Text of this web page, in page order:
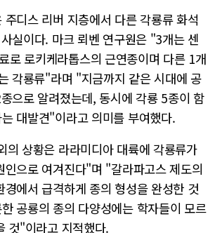
디스 리버 지층에서 다른 각룡류 화석
실이다. 마크 뢰벤 연구원은 "3개는 센
로 로키케라톱스의 근연종이며 다른 1개
각룡류"라며 "지금까지 같은 시대에 공
으로 알려졌는데, 동시에 각룡 5종이 함
대발견"이라고 의미를 부여했다.
의 상황은 라라미디아 대륙에 각룡류가
인으로 여겨진다"며 "갈라파고스 제도의
경에서 급격하게 종의 형성을 완성한 것
공룡의 종의 다양성에는 학자들이 모르
것"이라고 지적했다.